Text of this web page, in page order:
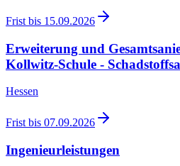
Frist bis 15.09.2026
Erweiterung und
Kollwitz-Schule -
Hessen
Frist bis 07.09.2026
Ingenieurleistungen